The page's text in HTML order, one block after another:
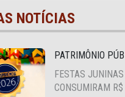
NOTÍCIAS
PATRIMÔNIO
FESTAS
CONSUMIRAM